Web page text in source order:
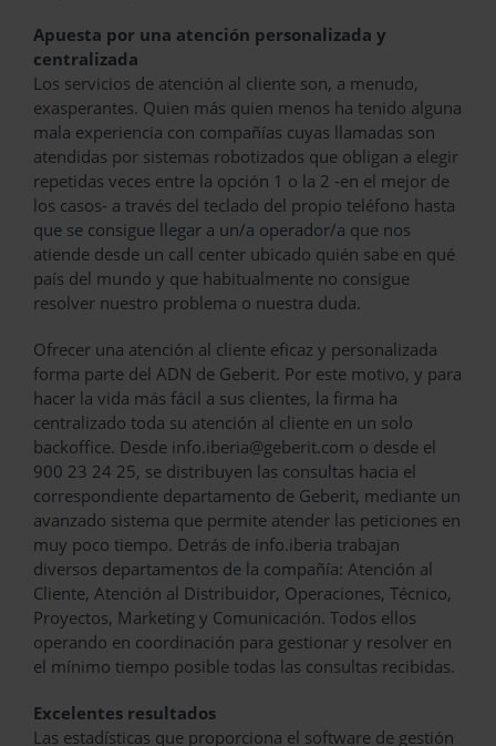
Apuesta por una atención personalizada y
centralizada
Los servicios de atención al cliente son, a menudo,
exasperantes. Quien más quien menos ha tenido alguna
mala experiencia con compañías cuyas llamadas son
atendidas por sistemas robotizados que obligan a elegir
repetidas veces entre la opción 1 o la 2 -en el mejor de
los casos- a través del teclado del propio teléfono hasta
que se consigue llegar a un/a operador/a que nos
atiende desde un call center ubicado quién sabe en qué
país del mundo y que habitualmente no consigue
resolver nuestro problema o nuestra duda.
Ofrecer una atención al cliente eficaz y personalizada
forma parte del ADN de Geberit. Por este motivo, y para
hacer la vida más fácil a sus clientes, la firma ha
centralizado toda su atención al cliente en un solo
backoffice. Desde info.iberia@geberit.com o desde el
900 23 24 25, se distribuyen las consultas hacia el
correspondiente departamento de Geberit, mediante un
avanzado sistema que permite atender las peticiones en
muy poco tiempo. Detrás de info.iberia trabajan
diversos departamentos de la compañía: Atención al
Cliente, Atención al Distribuidor, Operaciones, Técnico,
Proyectos, Marketing y Comunicación. Todos ellos
operando en coordinación para gestionar y resolver en
el mínimo tiempo posible todas las consultas recibidas.
Excelentes resultados
Las estadísticas que proporciona el software de gestión